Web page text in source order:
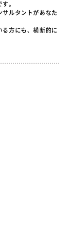
。
サルタントがあなた
る方にも、横断的に